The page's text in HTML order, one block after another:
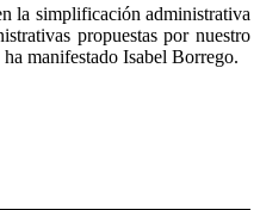
la simplificación administrativa
propuestas por nuestro
manifestado Isabel Borrego.